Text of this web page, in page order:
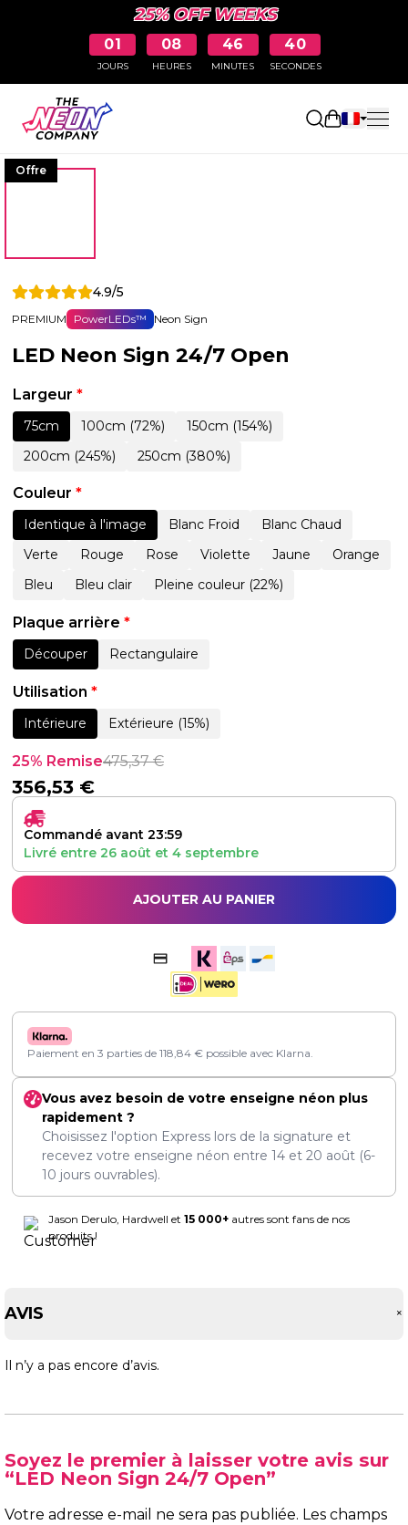
25% OFF WEEKS
01
JOURS
08
HEURES
46
MINUTES
39
SECONDES
Ouvrir le
Offre
4.9/5
PREMIUM PowerLEDs™ Neon Sign
LED Neon Sign 24/7 Open
Largeur *
75cm 100cm (72%)
150cm (154%)
200cm (245%)
250cm (380%)
Couleur *
Identique à l'image Blanc Froid
Blanc Chaud
Verte
Rouge Rose Violette Jaune
Orange
Bleu
Bleu clair Pleine couleur (22%)
Plaque arrière *
Découper Rectangulaire
Utilisation *
Intérieure Extérieure (15%)
25% Remise475,37€
356,53 €
Commandé avant 23:59
Livré entre 26 août et 4 septembre
AJOUTER AU PANIER
Paiement en 3 parties de 118,84 € possible avec Klarna.
Vous avez besoin de votre enseigne néon plus
rapidement ?
Choisissez l'option Express lors de la signature et
recevez votre enseigne néon entre 14 et 20 août (6-
10 jours ouvrables).
Jason Derulo, Hardwell et 15 000+ autres sont fans de nos
produits !
AVIS +
Il n’y a pas encore d’avis.
Soyez le premier à laisser votre avis sur
“LED Neon Sign 24/7 Open”
Votre adresse e-mail ne sera pas publiée. Les champs